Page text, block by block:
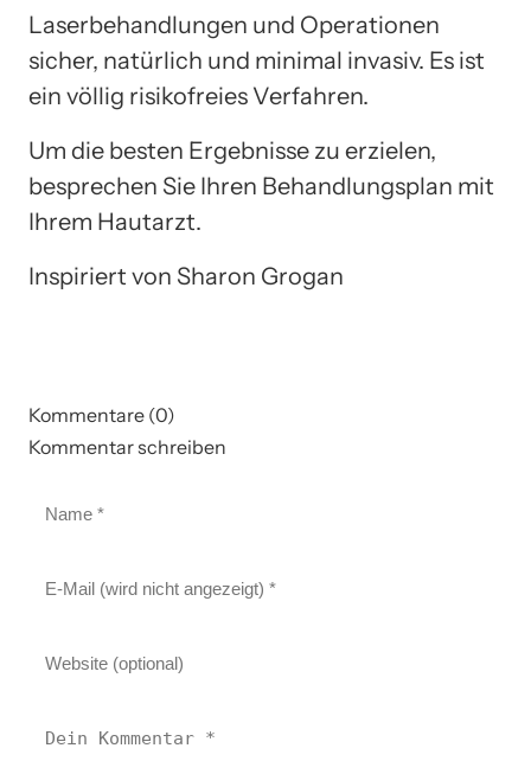
Laserbehandlungen und Operationen
sicher, natürlich und minimal invasiv. Es ist
ein völlig risikofreies Verfahren.
Um die besten Ergebnisse zu erzielen,
besprechen Sie Ihren Behandlungsplan mit
Ihrem Hautarzt.
Inspiriert von Sharon Grogan
Kommentare (0)
Kommentar schreiben